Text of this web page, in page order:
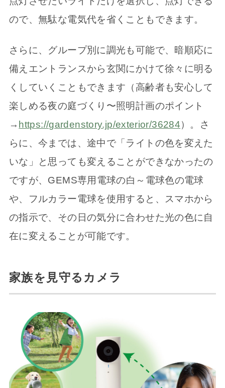
ので、無駄な電気代を省くこともできます。
さらに、グループ別に調光も可能で、暗順応に
備えエントランスから玄関にかけて徐々に明る
くしていくこともできます（高齢者も安心して
楽しめる夜の庭づくり〜照明計画のポイント
→ https://gardenstory.jp/exterior/36284）。さ
らに、今までは、途中で「ライトの色を変えた
いな」と思っても変えることができなかったの
ですが、GEMS専用電球の白～電球色の電球
や、フルカラー電球を使用すると、スマホから
の指示で、その日の気分に合わせた光の色に自
在に変えることが可能です。
家族を見守るカメラ